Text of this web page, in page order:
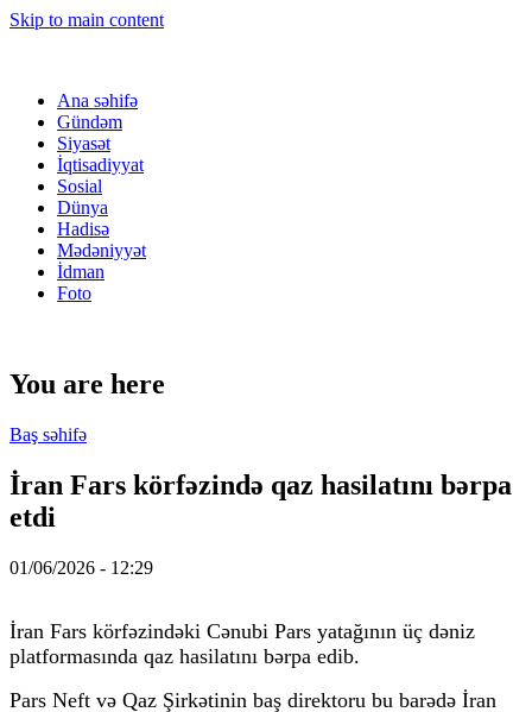
Skip to main content
Ana səhifə
Gündəm
Siyasət
İqtisadiyyat
Sosial
Dünya
Hadisə
Mədəniyyət
İdman
Foto
You are here
Baş səhifə
İran Fars körfəzində qaz hasilatını bərpa
etdi
01/06/2026 - 12:29
İran Fars körfəzindəki Cənubi Pars yatağının üç dəniz
platformasında qaz hasilatını bərpa edib.
Pars Neft və Qaz Şirkətinin baş direktoru bu barədə İran